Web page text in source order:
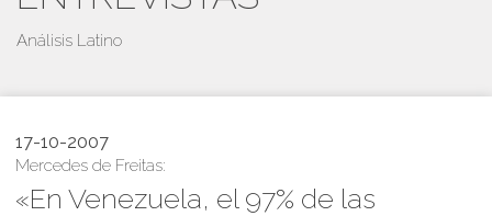
Análisis Latino
17-10-2007
Mercedes de Freitas:
«En Venezuela, el 97% de las